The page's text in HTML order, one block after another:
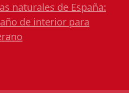
naturales de España:
de interior para